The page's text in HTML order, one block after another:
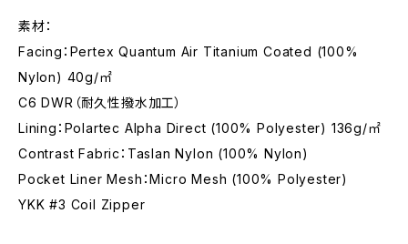
素材：
Facing：Pertex Quantum Air Titanium Coated (100%
Nylon) 40g/㎡
C6 DWR（耐久性撥水加工）
Lining：Polartec Alpha Direct (100% Polyester) 136g/㎡
Contrast Fabric：Taslan Nylon (100% Nylon)
Pocket Liner Mesh：Micro Mesh (100% Polyester)
YKK #3 Coil Zipper